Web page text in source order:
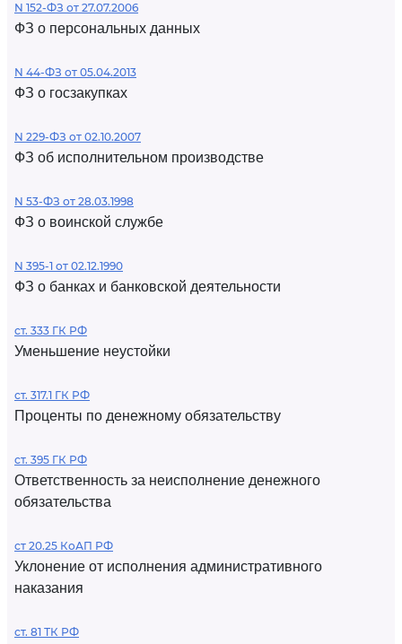
N 152-ФЗ от 27.07.2006
ФЗ о персональных данных
N 44-ФЗ от 05.04.2013
ФЗ о госзакупках
N 229-ФЗ от 02.10.2007
ФЗ об исполнительном производстве
N 53-ФЗ от 28.03.1998
ФЗ о воинской службе
N 395-1 от 02.12.1990
ФЗ о банках и банковской деятельности
ст. 333 ГК РФ
Уменьшение неустойки
ст. 317.1 ГК РФ
Проценты по денежному обязательству
ст. 395 ГК РФ
Ответственность за неисполнение денежного
обязательства
ст 20.25 КоАП РФ
Уклонение от исполнения административного
наказания
ст. 81 ТК РФ